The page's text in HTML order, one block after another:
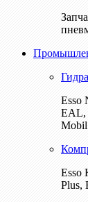
Esso
EAL,
Esso
Plus,